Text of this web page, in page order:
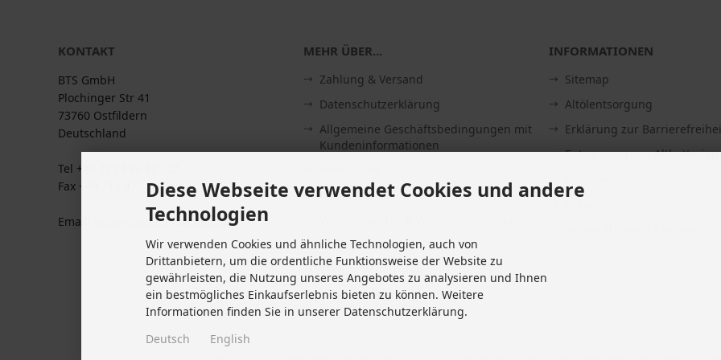
KONTAKT
BTS GmbH
Plochinger Str 41
73760 Ostfildern
Deutschland
Tel +49 711 633 47 127
Fax +49 711 470 76 588
Email: info@biketeile-service.de
MEHR ÜBER...
Zahlung & Versand
Datenschutzerklärung
Allgemeine Geschäftsbedingungen mit
Kundeninformationen
Kontakt
Lieferzeit
Vertrag widerrufen
Cookie Einstellungen
INFORMATIONEN
Sitemap
Altölentsorgung
Erklärung zur
Entsorgung von Altbatterien
Diese Webseite verwendet Cookies und andere
Technologien
Wir verwenden Cookies und ähnliche Technologien, auch von
Drittanbietern, um die ordentliche Funktionsweise der Website zu
gewährleisten, die Nutzung unseres Angebotes zu analysieren und Ihnen
ein bestmögliches Einkaufserlebnis bieten zu können. Weitere
Informationen finden Sie in unserer Datenschutzerklärung.
Deutsch English